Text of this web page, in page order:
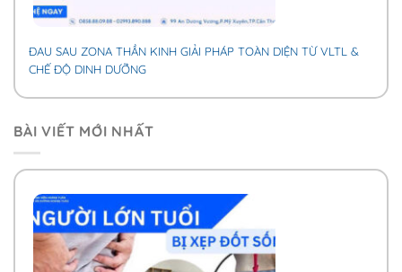
ĐAU SAU ZONA THẦN KINH GIẢI PHÁP TOÀN DIỆN TỪ VLTL &
CHẾ ĐỘ DINH DƯỠNG
BÀI VIẾT MỚI NHẤT